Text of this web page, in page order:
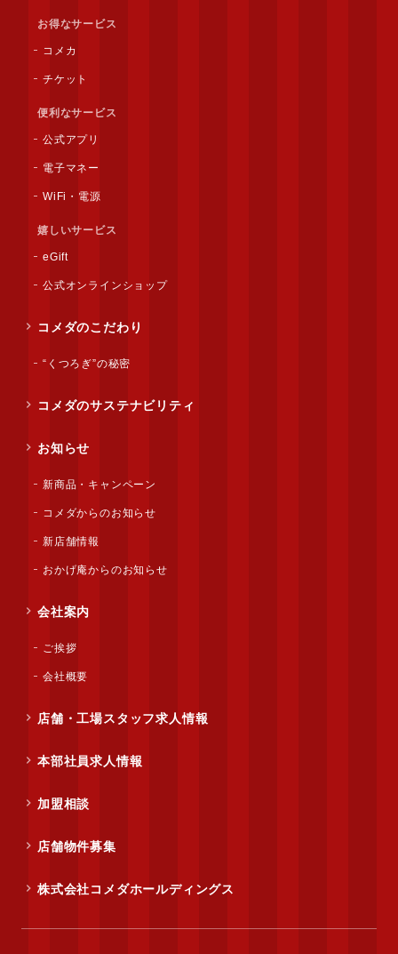
お得なサービス
コメカ
チケット
便利なサービス
公式アプリ
電子マネー
WiFi・電源
嬉しいサービス
eGift
公式オンラインショップ
コメダのこだわり
“くつろぎ”の秘密
コメダのサステナビリティ
お知らせ
新商品・キャンペーン
コメダからのお知らせ
新店舗情報
おかげ庵からのお知らせ
会社案内
ご挨拶
会社概要
店舗・工場スタッフ求人情報
本部社員求人情報
加盟相談
店舗物件募集
株式会社コメダホールディングス